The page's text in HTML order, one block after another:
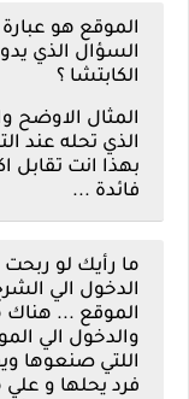
الموقع هو
السؤال الذي
الكابتشا ؟
المثال الاوضح
الذي تحله عند
بهذا انت تقابل
فائدة ...
ما رأيك لو
الدخول الي
الموقع ... هناك
والدخول الي
اللتي صنعوها
فرد يحلها و